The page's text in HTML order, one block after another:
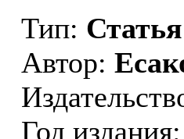
Тип: Статья
Автор:
Год издания: